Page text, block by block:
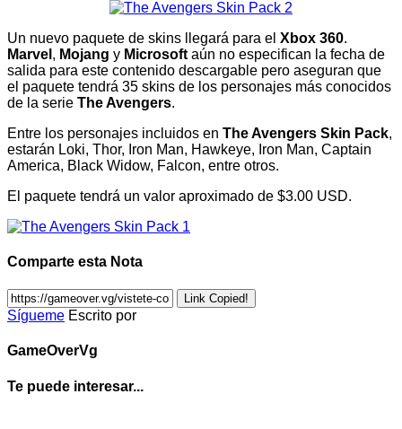
Un nuevo paquete de skins llegará para el Xbox 360.
Marvel , Mojang y Microsoft aún no especifican la fecha de
salida para este contenido descargable pero aseguran que
el paquete tendrá 35 skins de los personajes más conocidos
de la serie The Avengers.
Entre los personajes incluidos en The Avengers Skin Pack,
estarán Loki, Thor, Iron Man, Hawkeye, Iron Man, Captain
America, Black Widow, Falcon, entre otros.
El paquete tendrá un valor aproximado de $3.00 USD.
Comparte esta Nota
Link Copied!
Sígueme Escrito por
GameOverVg
Te puede interesar...